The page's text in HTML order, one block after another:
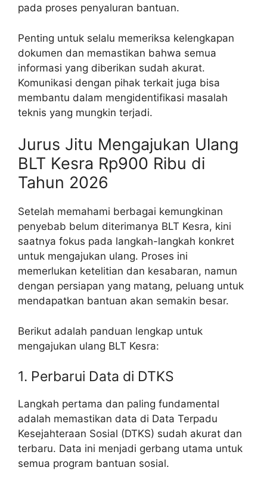
pada proses penyaluran bantuan.
Penting untuk selalu memeriksa kelengkapan
dokumen dan memastikan bahwa semua
informasi yang diberikan sudah akurat.
Komunikasi dengan pihak terkait juga bisa
membantu dalam mengidentifikasi masalah
teknis yang mungkin terjadi.
Jurus Jitu Mengajukan Ulang
BLT Kesra Rp900 Ribu di
Tahun 2026
Setelah memahami berbagai kemungkinan
penyebab belum diterimanya BLT Kesra, kini
saatnya fokus pada langkah-langkah konkret
untuk mengajukan ulang. Proses ini
memerlukan ketelitian dan kesabaran, namun
dengan persiapan yang matang, peluang untuk
mendapatkan bantuan akan semakin besar.
Berikut adalah panduan lengkap untuk
mengajukan ulang BLT Kesra:
1. Perbarui Data di DTKS
Langkah pertama dan paling fundamental
adalah memastikan data di Data Terpadu
Kesejahteraan Sosial (DTKS) sudah akurat dan
terbaru. Data ini menjadi gerbang utama untuk
semua program bantuan sosial.